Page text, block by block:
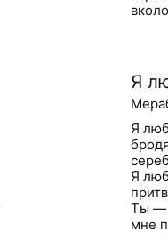
Я
Я
Я
Ты —
мне